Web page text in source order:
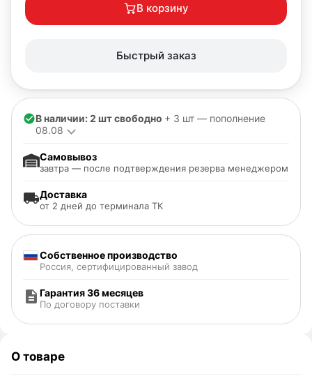
В корзину
Быстрый заказ
В наличии: 2 шт свободно + 3 шт — пополнение
08.08
Доставка
от 2 дней до терминала ТК
Самовывоз
завтра — после подтверждения резерва менеджером
Собственное производство
Россия, сертифицированный завод
Гарантия 36 месяцев
По договору поставки
О товаре